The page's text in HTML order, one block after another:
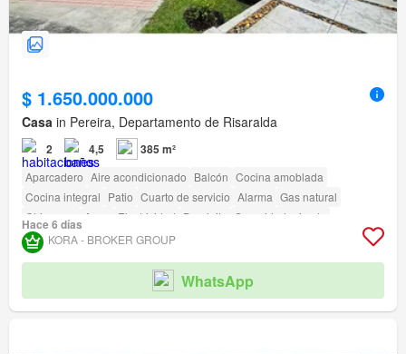
$ 1.650.000.000
Casa in Pereira, Departamento de Risaralda
2 4,5 385 m²
Aparcadero Aire acondicionado Balcón Cocina amoblada
Cocina integral Patio Cuarto de servicio Alarma Gas natural
Chimenea
Agua Electricidad Depósito
Seguridad privada
Acceso para personas con discapacidad
Hace 6 días
KORA - BROKER GROUP
WhatsApp